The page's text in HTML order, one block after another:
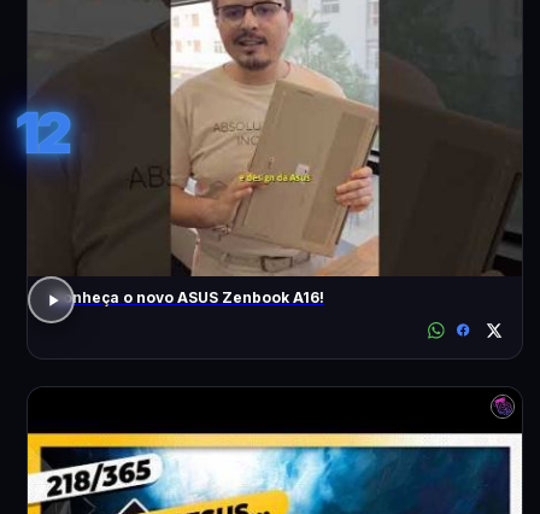
12
Conheça o novo ASUS Zenbook A16!